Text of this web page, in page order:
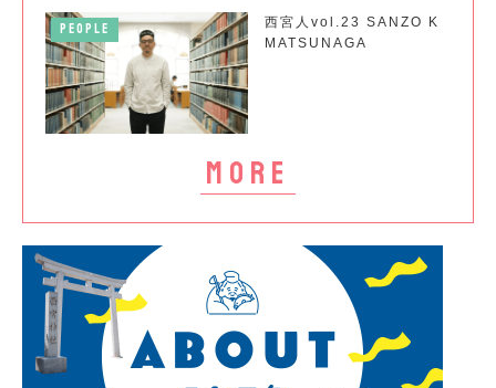
more
PEOPLE
西宮人vol.23 SANZO K
MATSUNAGA